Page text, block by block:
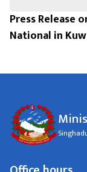
Press
National in
Office hours